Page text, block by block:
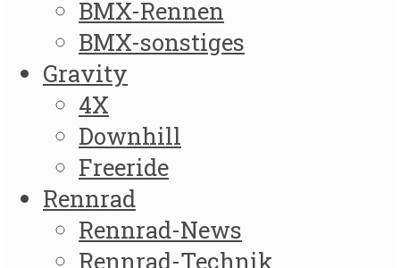
BMX-Rennen
BMX-sonstiges
Gravity
4X
Downhill
Freeride
Rennrad
Rennrad-News
Rennrad-Technik